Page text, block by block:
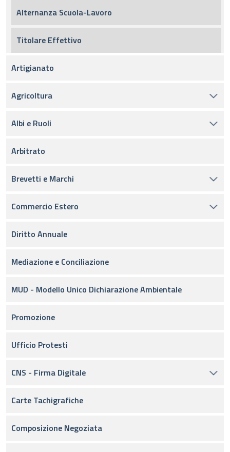
Alternanza Scuola-Lavoro
Titolare Effettivo
Artigianato
Agricoltura
Albi e Ruoli
Arbitrato
Brevetti e Marchi
Commercio Estero
Diritto Annuale
Mediazione e Conciliazione
MUD - Modello Unico Dichiarazione Ambientale
Promozione
Ufficio Protesti
CNS - Firma Digitale
Carte Tachigrafiche
Composizione Negoziata